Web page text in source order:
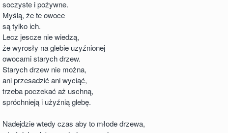
soczyste i pożywne.
Myślą, że te owoce
są tylko ich.
Lecz jescze nie wiedzą,
że wyrosły na glebie uzyźnionej
owocami starych drzew.
Starych drzew nie można,
ani przesadzić ani wyciąć,
trzeba poczekać aż uschną,
spróchnieją i użyźnią glebę.
Nadejdzie wtedy czas aby to młode drzewa,